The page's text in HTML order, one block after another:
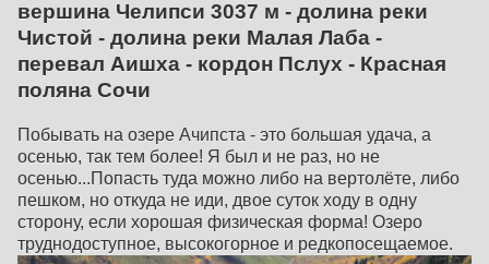
вершина Челипси 3037 м - долина реки
Чистой - долина реки Малая Лаба -
перевал Аишха - кордон Пслух - Красная
поляна Сочи
Побывать на озере Ачипста - это большая удача, а
осенью, так тем более! Я был и не раз, но не
осенью...Попасть туда можно либо на вертолёте, либо
пешком, но откуда не иди, двое суток ходу в одну
сторону, если хорошая физическая форма! Озеро
труднодоступное, высокогорное и редкопосещаемое.